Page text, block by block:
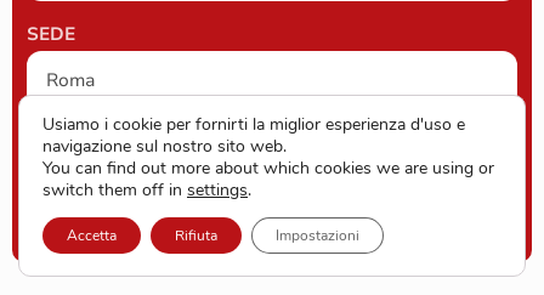
SEDE
ISCRIVERSI
Usiamo i cookie per fornirti la miglior esperienza d'uso e
navigazione sul nostro sito web.
You can find out more about which cookies we are using or
switch them off in settings.
Accetta Rifiuta Impostazioni